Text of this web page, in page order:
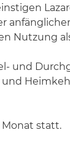
Nutzung
und
statt.